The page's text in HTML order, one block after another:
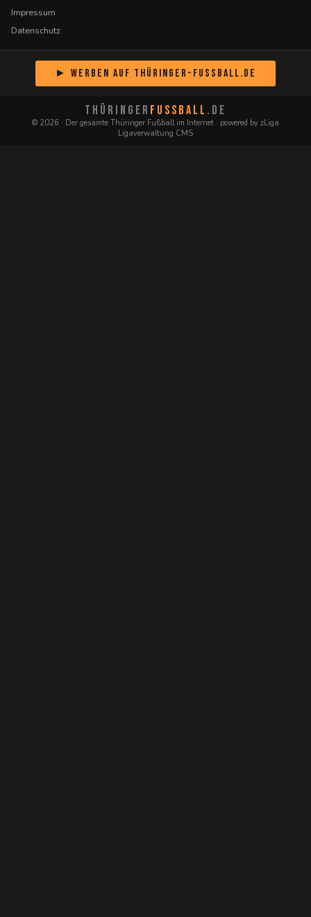
Impressum
Datenschutz
► Werben auf Thüringer-Fussball.de
THÜRINGER FUSSBALL .DE
© 2026 · Der gesamte Thüringer Fußball im Internet · powered by zLiga
Ligaverwaltung CMS